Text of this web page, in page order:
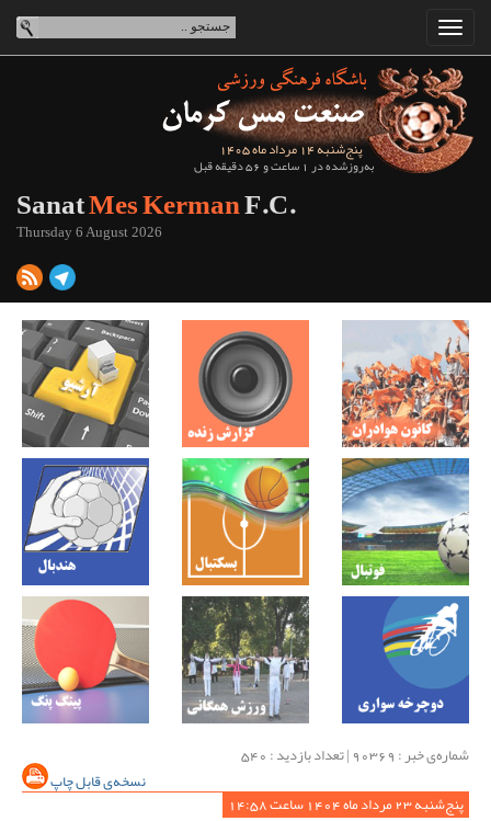
پنج‌شنبه 14 مرداد ماه 1405
به‌روزشده در 1 ساعت و 56 دقیقه قبل
SanatMes KermanF.C.
Thursday 6 August 2026
شماره‌ی خبر : ‌90369 | تعداد بازدید : 540
نسخه‌ی قابل چاپ
پنج‌شنبه 23 مرداد ماه 1404 ساعت 14:58